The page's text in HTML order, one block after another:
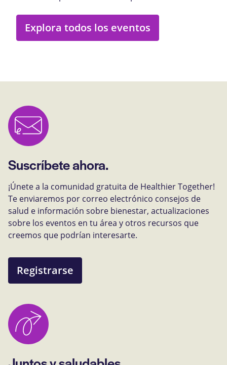
Explora todos los eventos
Suscríbete ahora.
¡Únete a la comunidad gratuita de Healthier Together!
Te enviaremos por correo electrónico consejos de
salud e información sobre bienestar, actualizaciones
sobre los eventos en tu área y otros recursos que
creemos que podrían interesarte.
Registrarse